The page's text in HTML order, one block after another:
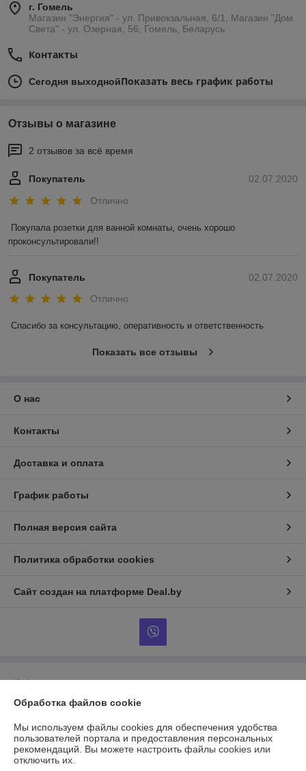
г. Гомель
Магазин "Энергия" - ул. Привокзальная, 6/1, Магазин "Дом
Света" - ул. Озерная, 56, Гомель, Беларусь
Контакты
Сегодня выходнойПоказать весь график работы
Отзывы о магазине
2 отзывов за всё время
02.07.2020
Покупатель
Отлично
Покупала розетки для ванной комнаты, очень хорошо
проконсультировали!!
02.07.2020
Покупатель
Отлично
Спасибо за консультацию, оперативность и ответственность
Показать все отзывы
О нас
Контакты
Доставка и оплата
График работы
Полная версия сайта
Политика обработки cookies
Сайт создан на платформе Deal.by
Информация для покупателя
Юридическое лицо:ООО «ЭТМЭнергоОпт»
Регистрационный номер ЕГР: 490499691
УНП: 490499691
Обработка файлов cookie
Мы используем файлы cookies для обеспечения удобства
пользователей портала и предоставления персональных
рекомендаций. Вы можете настроить файлы cookies или
отключить их.